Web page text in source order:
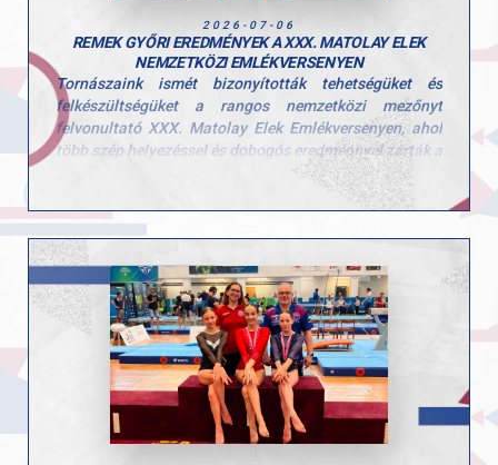
2026-07-06
REMEK GYŐRI EREDMÉNYEK A XXX. MATOLAY ELEK
NEMZETKÖZI EMLÉKVERSENYEN
Tornászaink ismét bizonyították tehetségüket és
felkészültségüket a rangos nemzetközi mezőnyt
felvonultató XXX. Matolay Elek Emlékversenyen, ahol
több szép helyezéssel és dobogós eredménnyel zárták a
Egyéni összetett
Kerczó Emília – 6. hely
Kovács Bianka – 11. hely
Hegedűs Réka – 20. hely (két szeren indult)
Gerenda
Kerczó Emília – 2. hely
Hegedűs Réka – 3. hely